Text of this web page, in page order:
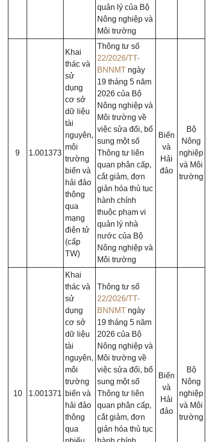
quản lý của Bộ
Nông nghiệp và
Môi trường
9 1.001373
Khai
thác và
sử
dụng
cơ sở
dữ liệu
tài
nguyên,
môi
trường
biển và
hải đảo
thông
qua
mạng
điện tử
(cấp
TW)
Thông tư số
22/2026/TT-
BNNMT ngày
19 tháng 5 năm
2026 của Bộ
Nông nghiệp và
Môi trường về
việc sửa đổi, bổ
sung một số
Thông tư liên
quan phân cấp,
cắt giảm, đơn
giản hóa thủ tục
hành chính
thuộc phạm vi
quản lý nhà
nước của Bộ
Nông nghiệp và
Môi trường
Biển
và
Hải
đảo
Bộ
Nông
nghiệp
và Môi
trường
10 1.001371
Khai
thác và
sử
dụng
cơ sở
dữ liệu
tài
nguyên,
môi
trường
biển và
hải đảo
thông
qua
Thông tư số
22/2026/TT-
BNNMT ngày
19 tháng 5 năm
2026 của Bộ
Nông nghiệp và
Môi trường về
việc sửa đổi, bổ
sung một số
Thông tư liên
quan phân cấp,
cắt giảm, đơn
giản hóa thủ tục
Biển
và
Hải
đảo
Bộ
Nông
nghiệp
và Môi
trường